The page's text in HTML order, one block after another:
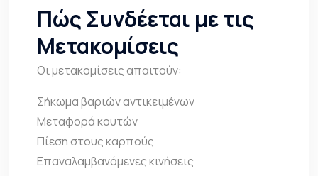
Πώς Συνδέεται με τις
Μετακομίσεις
Οι μετακομίσεις απαιτούν:
Σήκωμα βαριών αντικειμένων
Μεταφορά κουτών
Πίεση στους καρπούς
Επαναλαμβανόμενες κινήσεις